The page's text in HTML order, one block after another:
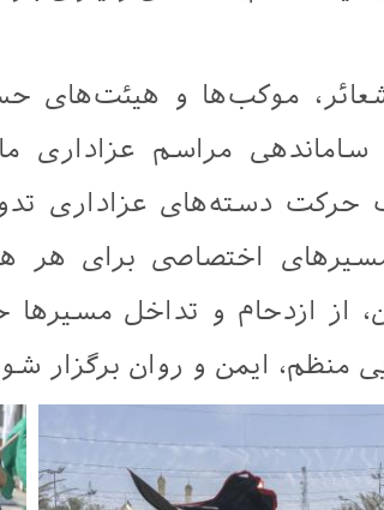
موکب‌ها و هیئت‌های
ساماندهی مراسم عزاداری
حرکت دسته‌های عزاداری
مسیرهای اختصاصی برای
از ازدحام و تداخل
منظم، ایمن و روان برگزار